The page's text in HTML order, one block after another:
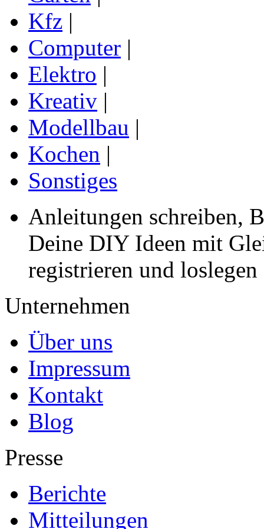
Kfz |
Computer |
Elektro |
Kreativ |
Modellbau |
Kochen |
Sonstiges
Anleitungen schreiben,
Deine DIY Ideen mit
registrieren und loslegen
Unternehmen
Über uns
Impressum
Kontakt
Blog
Presse
Berichte
Mitteilungen